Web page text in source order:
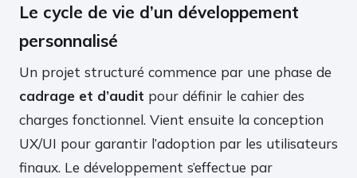
Le cycle de vie d’un développement
personnalisé
Un projet structuré commence par une phase de
cadrage et d’audit pour définir le cahier des
charges fonctionnel. Vient ensuite la conception
UX/UI pour garantir l’adoption par les utilisateurs
finaux. Le développement s’effectue par